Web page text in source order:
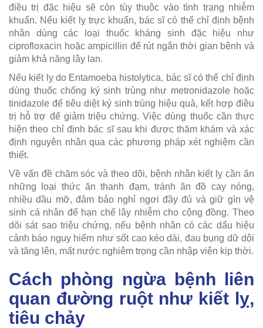
điều trị đặc hiệu sẽ còn tùy thuộc vào tình trạng nhiễm
khuẩn. Nếu kiết lỵ trực khuẩn, bác sĩ có thể chỉ định bệnh
nhân dùng các loại thuốc kháng sinh đặc hiệu như
ciprofloxacin hoặc ampicillin để rút ngắn thời gian bệnh và
giảm khả năng lây lan.
Nếu kiết lỵ do Entamoeba histolytica, bác sĩ có thể chỉ định
dùng thuốc chống ký sinh trùng như metronidazole hoặc
tinidazole để tiêu diệt ký sinh trùng hiệu quả, kết hợp điều
trị hỗ trợ để giảm triệu chứng. Việc dùng thuốc cần thực
hiện theo chỉ định bác sĩ sau khi được thăm khám và xác
định nguyên nhân qua các phương pháp xét nghiệm cần
thiết.
Về vấn đề chăm sóc và theo dõi, bệnh nhân kiết lỵ cần ăn
những loại thức ăn thanh đạm, tránh ăn đồ cay nóng,
nhiều dầu mỡ, đảm bảo nghỉ ngơi đầy đủ và giữ gìn vệ
sinh cá nhân để hạn chế lây nhiễm cho cộng đồng. Theo
dõi sát sao triệu chứng, nếu bệnh nhân có các dấu hiệu
cảnh báo nguy hiểm như sốt cao kéo dài, đau bụng dữ dội
và tăng lên, mất nước nghiêm trọng cần nhập viện kịp thời.
Cách phòng ngừa bệnh liên
quan đường ruột như kiết lỵ,
tiêu chảy